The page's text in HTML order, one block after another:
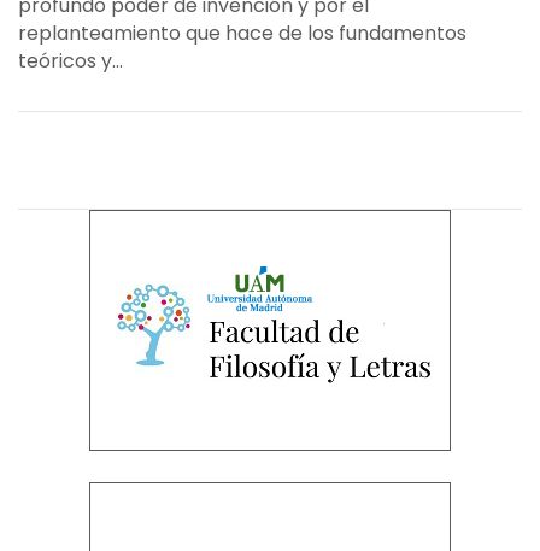
replanteamiento que hace de los fundamentos
teóricos y...